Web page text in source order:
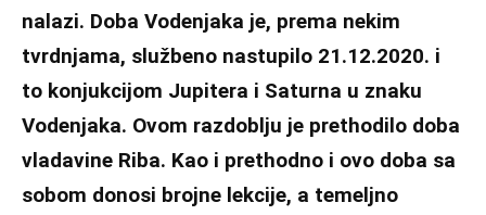
nalazi. Doba Vodenjaka je, prema nekim
tvrdnjama, službeno nastupilo 21.12.2020. i
to konjukcijom Jupitera i Saturna u znaku
Vodenjaka. Ovom razdoblju je prethodilo doba
vladavine Riba. Kao i prethodno i ovo doba sa
sobom donosi brojne lekcije, a temeljno